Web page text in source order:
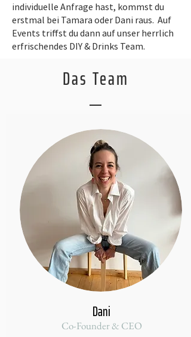
individuelle Anfrage hast, kommst du
erstmal bei Tamara oder Dani raus. Auf
Events triffst du dann auf unser herrlich
erfrischendes DIY & Drinks Team.​
Das Team
Co-Founder & CEO
Dani